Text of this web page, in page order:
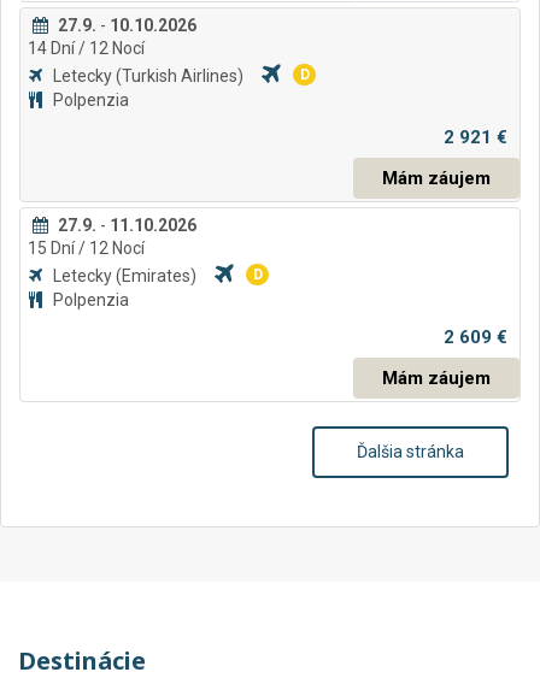
27.9. - 10.10.2026
14 Dní/ 12 Nocí
Letecky(Turkish Airlines) D
Polpenzia
2 921 €
Mám záujem
27.9. - 11.10.2026
15 Dní/ 12 Nocí
Letecky(Emirates) D
Polpenzia
2 609 €
Mám záujem
Ďalšia stránka
Destinácie